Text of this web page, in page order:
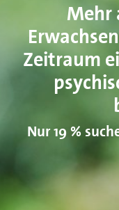
Mehr
Zeitraum
Nur 19 %